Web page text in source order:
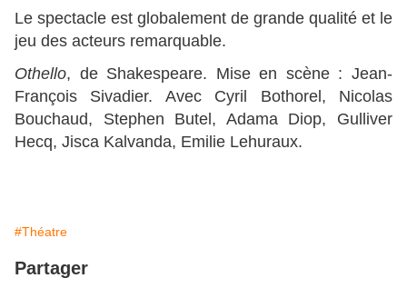
Le spectacle est globalement de grande qualité et le
jeu des acteurs remarquable.
Othello, de Shakespeare. Mise en scène : Jean-
François Sivadier. Avec Cyril Bothorel, Nicolas
Bouchaud, Stephen Butel, Adama Diop, Gulliver
Hecq, Jisca Kalvanda, Emilie Lehuraux.
#Théatre
Partager